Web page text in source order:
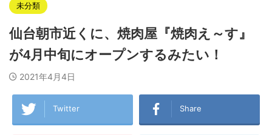
未分類
仙台朝市近くに、焼肉屋『焼肉え～す』
が4月中旬にオープンするみたい！
2021年4月4日
Twitter Share